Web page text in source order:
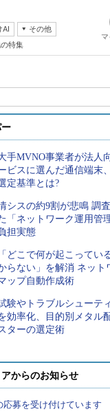
AI
その他
特集
手MVNO事業者が法人
ビスに選んだ通信端末
定基準とは?
シスの約9割が悲鳴 調
「ネットワーク運用管
担実態
「どこで何が起こってい
らない」を解消 ネット
ップ自動作成術
験やトラブルシューテ
効率化、目的別メタル
ターの選定術
からのお知らせ
応募を受け付けています